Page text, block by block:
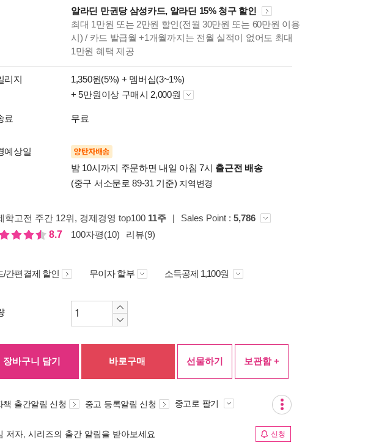
알라딘 만권당 삼성카드, 알라딘 15% 청구 할인
최대 1만원 또는 2만원 할인(전월 30만원 또는 60만원 이용
시) / 카드 발급월 +1개월까지는 전월 실적이 없어도 최대
1만원 혜택 제공
리지 1,350원(5%) + 멤버십(3~1%)
+ 5만원이상 구매시 2,000원
료 무료
예상일 양탄자배송
밤 10시까지 주문하면 내일 아침 7시 출근전 배송
(중구 서소문로 89-31 기준) 지역변경
학고전 주간 12위, 경제경영 top100 11주 | Sales Point : 5,786
8.7
100자평(10) 리뷰(9)
/간편결제 할인 무이자 할부 소득공제 1,100원
장바구니 담기 바로구매 선물하기 보관함 +
책 출간알림 신청 중고 등록알림 신청 중고로 팔기
저자, 시리즈의 출간 알림을 받아보세요 신청